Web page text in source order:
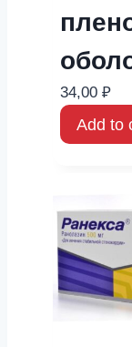
34,00 ₽
Add to